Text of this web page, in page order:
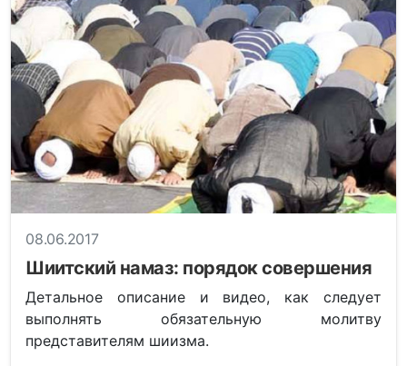
08.06.2017
Шиитский намаз: порядок совершения
Детальное описание и видео, как следует
выполнять обязательную молитву
представителям шиизма.